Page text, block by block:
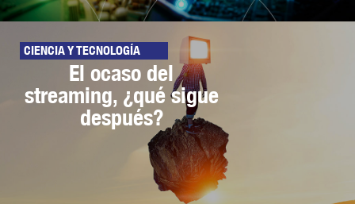
CIENCIA Y TECNOLOGÍA
El ocaso del
streaming, ¿qué sigue
después?